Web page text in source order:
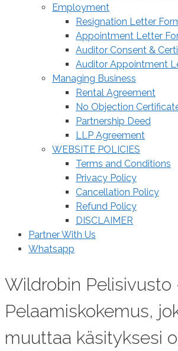
Employment
Resignation Letter
Appointment Letter
Auditor Consent &
Auditor Appointment
Managing Business
Rental Agreement
No Objection
Partnership Deed
LLP Agreement
WEBSITE POLICIES
Terms and Conditions
Privacy Policy
Cancellation Policy
Refund Policy
DISCLAIMER
Partner With Us
Whatsapp
Wildrobin Pelisivusto
Pelaamiskokemus,
muuttaa käsityksesi